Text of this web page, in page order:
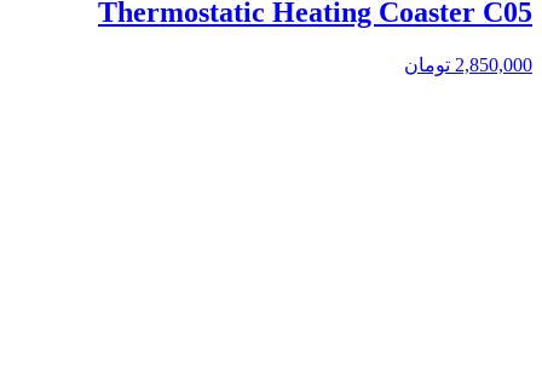
Thermostatic Heating Coaster C05
2,850,000 تومان